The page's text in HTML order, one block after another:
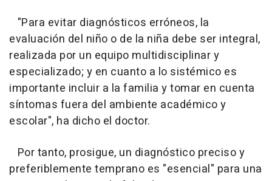
"Para evitar diagnósticos erróneos, la
evaluación del niño o de la niña debe ser integral,
realizada por un equipo multidisciplinar y
especializado; y en cuanto a lo sistémico es
importante incluir a la familia y tomar en cuenta
síntomas fuera del ambiente académico y
escolar", ha dicho el doctor.
Por tanto, prosigue, un diagnóstico preciso y
preferiblemente temprano es "esencial" para una